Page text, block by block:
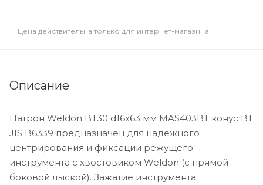
Цена действительна только для интернет-магазина
Описание
Патрон Weldon BT30 d16x63 мм MAS403BT конус BT
JIS B6339 предназначен для надежного
центрирования и фиксации режущего
инструмента с хвостовиком Weldon (с прямой
боковой лыской). Зажатие инструмента